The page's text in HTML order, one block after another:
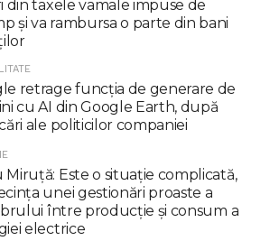
din taxele vamale impuse de
şi va rambursa o parte din bani
retrage funcţia de generare de
cu AI din Google Earth, după
ale politicilor companiei
Miruţă: Este o situaţie complicată,
unei gestionări proaste a
între producţie şi consum a
electrice